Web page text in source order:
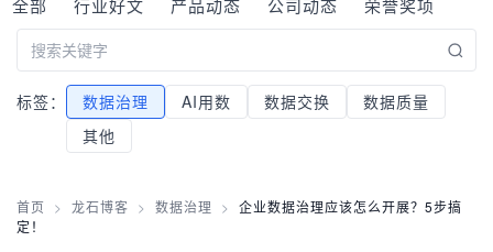
全部 行业好文 产品动态 公司动态 荣誉奖项
标签： 数据治理 AI用数 数据交换
数据质量
其他
首页 > 龙石博客 > 数据治理 >
企业数据治理应该怎么开展？5步搞
定！